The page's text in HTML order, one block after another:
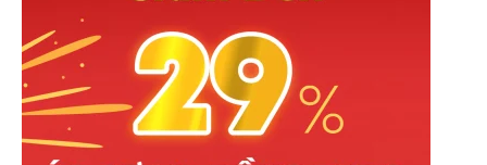
Đối với khách hàng cần size áo lớn hơn
(từ 4XL trở lên), hãy liên hệ ngay với Mitu
quaZalo:0965.606.787để được tư vấn và
hỗ trợ.